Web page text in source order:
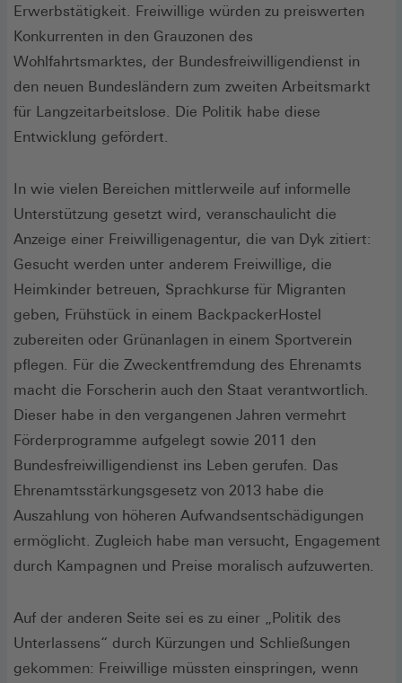
Erwerbstätigkeit. Freiwillige würden zu preiswerten
Konkurrenten in den Grauzonen des
Wohlfahrtsmarktes, der Bundesfreiwilligendienst in
den neuen Bundesländern zum zweiten Arbeitsmarkt
für Langzeitarbeitslose. Die Politik habe diese
Entwicklung gefördert.
In wie vielen Bereichen mittlerweile auf informelle
Unterstützung gesetzt wird, veranschaulicht die
Anzeige einer Freiwilligenagentur, die van Dyk zitiert:
Gesucht werden unter anderem Freiwillige, die
Heimkinder betreuen, Sprachkurse für Migranten
geben, Frühstück in einem BackpackerHostel
zubereiten oder Grünanlagen in einem Sportverein
pflegen. Für die Zweckentfremdung des Ehrenamts
macht die Forscherin auch den Staat verantwortlich.
Dieser habe in den vergangenen Jahren vermehrt
Förderprogramme aufgelegt sowie 2011 den
Bundesfreiwilligendienst ins Leben gerufen. Das
Ehrenamtsstärkungsgesetz von 2013 habe die
Auszahlung von höheren Aufwandsentschädigungen
ermöglicht. Zugleich habe man versucht, Engagement
durch Kampagnen und Preise moralisch aufzuwerten.
Auf der anderen Seite sei es zu einer „Politik des
Unterlassens“ durch Kürzungen und Schließungen
gekommen: Freiwillige müssten einspringen, wenn